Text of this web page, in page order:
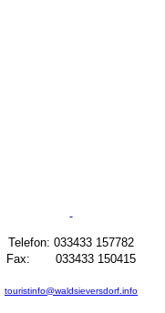
Telefon: 033433 157782
Fax: 033433 150415
touristinfo@waldsieversdorf.info